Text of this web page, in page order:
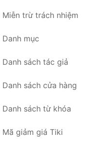
Miễn trừ trách nhiệm
Danh mục
Danh sách tác giả
Danh sách cửa hàng
Danh sách từ khóa
Mã giảm giá Tiki